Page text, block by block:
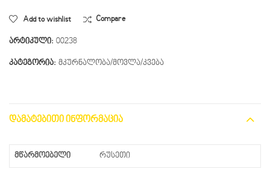
Add to wishlist Compare
არტიკული: 00238
კატეგორია: მკურნალობა/მოვლა/კვება
ᲓᲐᲛᲐᲢᲔᲑᲘᲗᲘ ᲘᲜᲤᲝᲠᲛᲐᲪᲘᲐ
მწარმოებელი რუსეთი